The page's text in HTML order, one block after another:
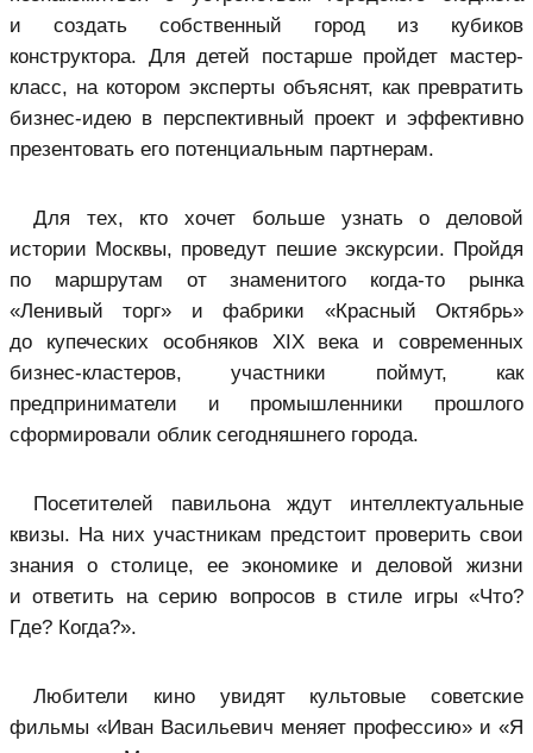
и создать собственный город из кубиков
конструктора. Для детей постарше пройдет мастер-
класс, на котором эксперты объяснят, как превратить
бизнес-идею в перспективный проект и эффективно
презентовать его потенциальным партнерам.
Для тех, кто хочет больше узнать о деловой
истории Москвы, проведут пешие экскурсии. Пройдя
по маршрутам от знаменитого когда-то рынка
«Ленивый торг» и фабрики «Красный Октябрь»
до купеческих особняков XIX века и современных
бизнес-кластеров, участники поймут, как
предприниматели и промышленники прошлого
сформировали облик сегодняшнего города.
Посетителей павильона ждут интеллектуальные
квизы. На них участникам предстоит проверить свои
знания о столице, ее экономике и деловой жизни
и ответить на серию вопросов в стиле игры «Что?
Где? Когда?».
Любители кино увидят культовые советские
фильмы «Иван Васильевич меняет профессию» и «Я